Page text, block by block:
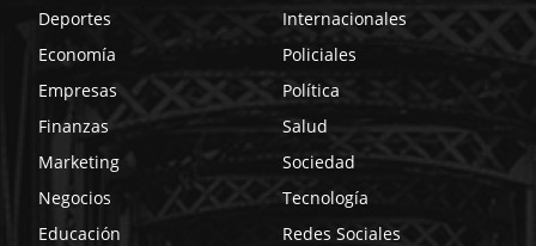
Deportes
Economía
Empresas
Finanzas
Marketing
Negocios
Educación
Internacionales
Policiales
Política
Salud
Sociedad
Tecnología
Redes Sociales